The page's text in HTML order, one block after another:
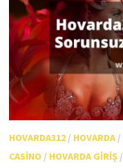
HOVARDA312/ HOVARDA/
CASINO / HOVARDA GIRIŞ/